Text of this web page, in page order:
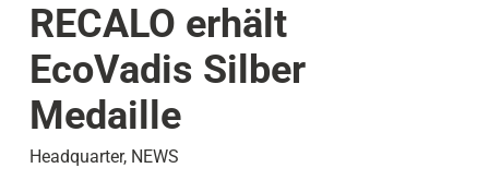
RECALO erhält
EcoVadis Silber
Medaille
Headquarter, NEWS